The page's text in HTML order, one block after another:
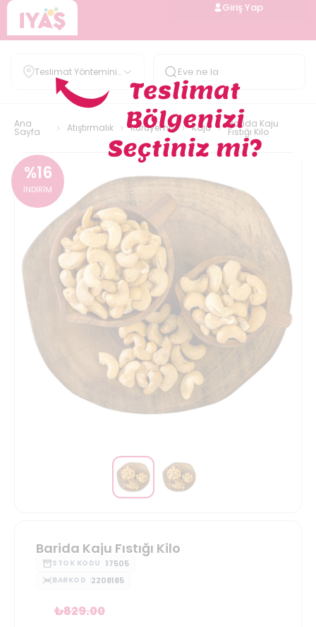
Giriş Yap
Teslimat Yöntemini
Belirle
Ana
Sayfa Atıştırmalık Kuruyemiş Kaju Barida Kaju
Fıstığı Kilo
%16
İNDİRİM
Barida Kaju Fıstığı Kilo
STOK KODU 17505
BARKOD 2208185
₺829.00